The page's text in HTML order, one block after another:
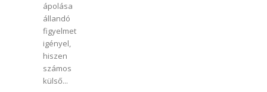
ápolása
állandó
figyelmet
igényel,
hiszen
számos
külső...